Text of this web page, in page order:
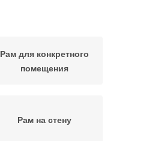
Рам для конкретного
помещения
Рам на стену